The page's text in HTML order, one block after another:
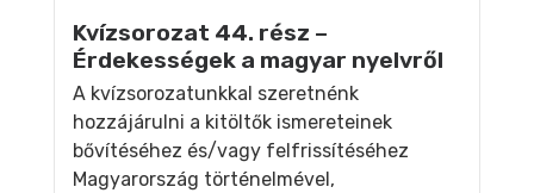
Kvízsorozat 44. rész –
Érdekességek a magyar nyelvről
A kvízsorozatunkkal szeretnénk
hozzájárulni a kitöltők ismereteinek
bővítéséhez és/vagy felfrissítéséhez
Magyarország történelmével,